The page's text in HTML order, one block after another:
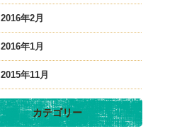
2016年2月
2016年1月
2015年11月
カテゴリー